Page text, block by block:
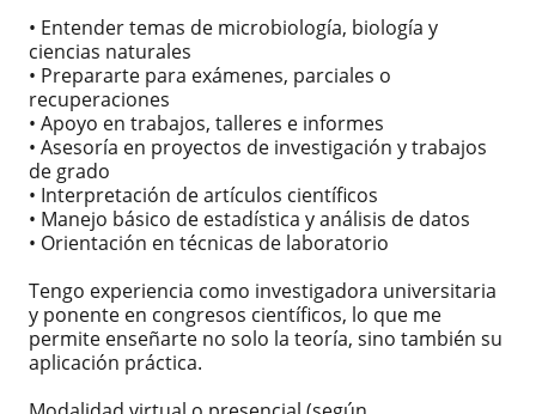
• Entender temas de microbiología, biología y
ciencias naturales
• Prepararte para exámenes, parciales o
recuperaciones
• Apoyo en trabajos, talleres e informes
• Asesoría en proyectos de investigación y trabajos
de grado
• Interpretación de artículos científicos
• Manejo básico de estadística y análisis de datos
• Orientación en técnicas de laboratorio
Tengo experiencia como investigadora universitaria
y ponente en congresos científicos, lo que me
permite enseñarte no solo la teoría, sino también su
aplicación práctica.